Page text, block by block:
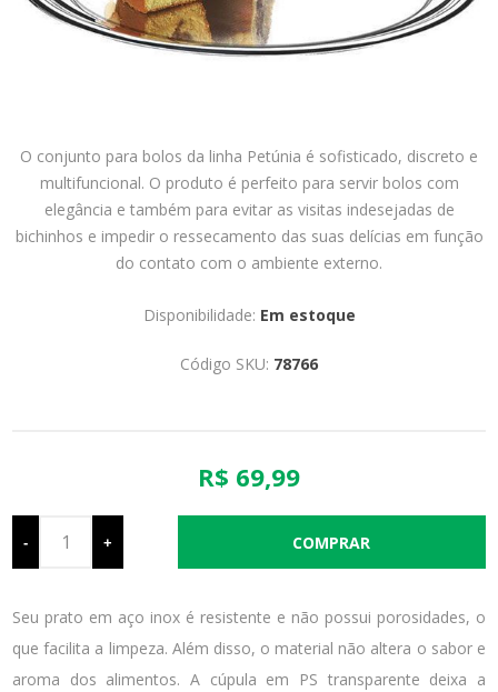
O conjunto para bolos da linha Petúnia é sofisticado, discreto e
multifuncional. O produto é perfeito para servir bolos com
elegância e também para evitar as visitas indesejadas de
bichinhos e impedir o ressecamento das suas delícias em função
do contato com o ambiente externo.
Disponibilidade: Em estoque
Código SKU: 78766
R$ 69,99
- +
Seu prato em aço inox é resistente e não possui porosidades, o
que facilita a limpeza. Além disso, o material não altera o sabor e
aroma dos alimentos. A cúpula em PS transparente deixa a